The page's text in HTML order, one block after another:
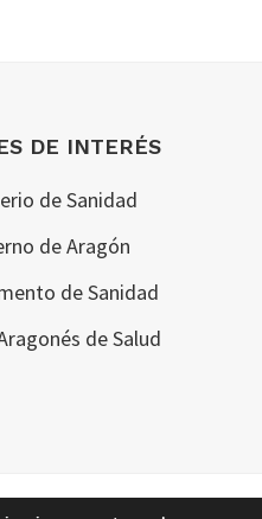
DE INTERÉS
de Sanidad
de Aragón
de Sanidad
de Salud